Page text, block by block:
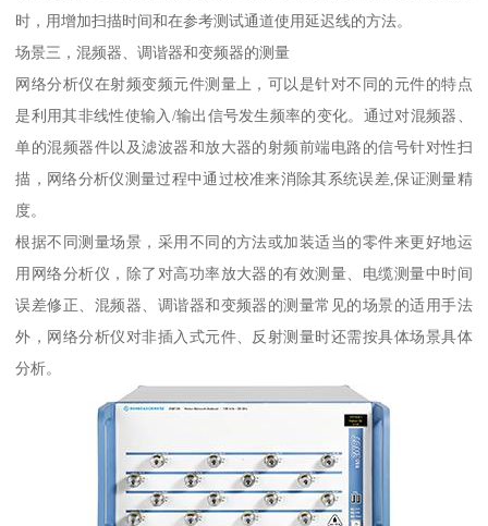
时，用增加扫描时间和在参考测试通道使用延迟线的方法。
场景三，混频器、调谐器和变频器的测量
网络分析仪在射频变频元件测量上，可以是针对不同的元件的特点
是利用其非线性使输入/输出信号发生频率的变化。通过对混频器、
单的混频器件以及滤波器和放大器的射频前端电路的信号针对性扫
描，网络分析仪测量过程中通过校准来消除其系统误差,保证测量精
度。
根据不同测量场景，采用不同的方法或加装适当的零件来更好地运
用网络分析仪，除了对高功率放大器的有效测量、电缆测量中时间
误差修正、混频器、调谐器和变频器的测量常见的场景的适用手法
外，网络分析仪对非插入式元件、反射测量时还需按具体场景具体
分析。